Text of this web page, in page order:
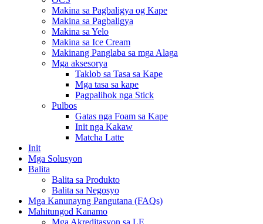
Makina sa Pagbaligya og Kape
Makina sa Pagbaligya
Makina sa Yelo
Makina sa Ice Cream
Makinang Panglaba sa mga Alaga
Mga aksesorya
Taklob sa Tasa sa Kape
Mga tasa sa kape
Pagpalihok nga Stick
Pulbos
Gatas nga Foam sa Kape
Init nga Kakaw
Matcha Latte
Init
Mga Solusyon
Balita
Balita sa Produkto
Balita sa Negosyo
Mga Kanunayng Pangutana (FAQs)
Mahitungod Kanamo
Mga Akreditasyon sa LE